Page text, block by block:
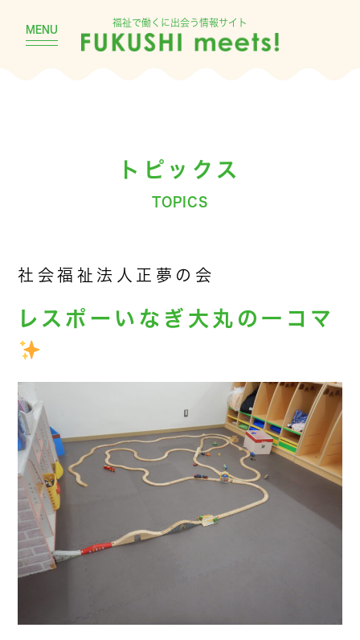
MENU
福祉で働くに出会う情報サイト
トピックス
TOPICS
社会福祉法人正夢の会
レスポーいなぎ大丸の一コマ